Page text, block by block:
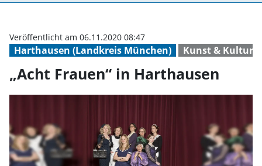
Harthausen (Landkreis München) Kunst & Kultur
Veröffentlicht am 06.11.2020 08:47
„Acht Frauen“ in Harthausen